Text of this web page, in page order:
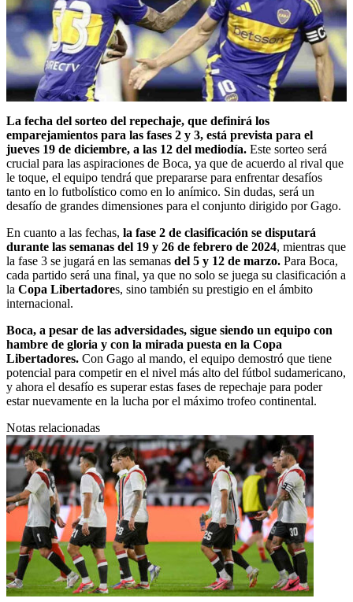
La fecha del sorteo del repechaje, que definirá los
emparejamientos para las fases 2 y 3, está prevista para el
jueves 19 de diciembre, a las 12 del mediodía. Este sorteo será
crucial para las aspiraciones de Boca, ya que de acuerdo al rival que
le toque, el equipo tendrá que prepararse para enfrentar desafíos
tanto en lo futbolístico como en lo anímico. Sin dudas, será un
desafío de grandes dimensiones para el conjunto dirigido por Gago.
En cuanto a las fechas, la fase 2 de clasificación se disputará
durante las semanas del 19 y 26 de febrero de 2024, mientras que
la fase 3 se jugará en las semanas del 5 y 12 de marzo. Para Boca,
cada partido será una final, ya que no solo se juega su clasificación a
la Copa Libertadores, sino también su prestigio en el ámbito
internacional.
Boca, a pesar de las adversidades, sigue siendo un equipo con
hambre de gloria y con la mirada puesta en la Copa
Libertadores. Con Gago al mando, el equipo demostró que tiene
potencial para competir en el nivel más alto del fútbol sudamericano,
y ahora el desafío es superar estas fases de repechaje para poder
estar nuevamente en la lucha por el máximo trofeo continental.
Notas relacionadas